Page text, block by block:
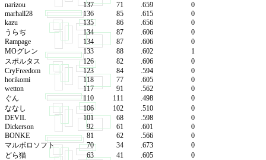
narizou
137 71 .659
0
marhall28
136 85 .615
0
kazu
135 86 .656
0
うらぢ
134 87 .606
0
Rampage
134 87 .606
0
MOグレン
133 88 .602
1
スポルタス
126 82 .606
0
CryFreedom
123 84 .594
0
horikomi
118 77 .605
0
wetton
117 91 .562
0
ぐん
110 111 .498
0
ななし
106 102 .510
0
DEVIL
101 68 .598
0
Dickerson
92 61 .601
0
BONKE
81 62 .566
0
マルボロソフト
70 34 .673
0
どら猫
63 41 .605
0